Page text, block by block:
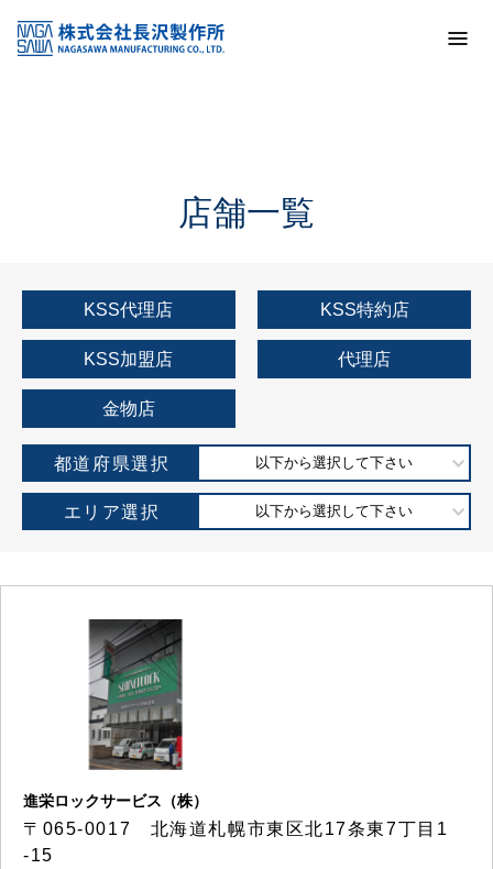
KSS加盟店・取扱店情報
店舗一覧
店舗一覧
KSS代理店 KSS特約店
KSS加盟店 代理店
金物店
都道府県選択 以下から選択して下さい
エリア選択 以下から選択して下さい
進栄ロックサービス（株）
〒065-0017 北海道札幌市東区北17条東7丁目1
-15